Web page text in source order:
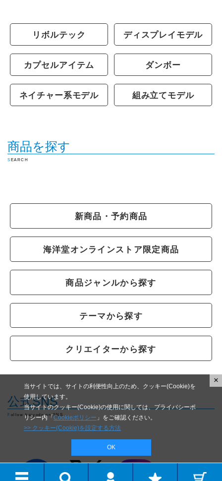
リボルテック ディスプレイモデル
カプセルアイテム ダンボー
ネイチャー系モデル 組み立てモデル
商品を探す
SEARCH
新商品・予約商品
海洋堂オンラインストア限定商品
商品ジャンルから探す
テーマから探す
クリエイターから探す
公式SNS
Follow kaiyodo on SNS
当サイトでは、サイトの利便性向上のため、クッキー(Cookie)を
使用しています。
当サイトのクッキー(Cookie)の使用に関しては、プライバシーポ
リシー内「 Cookieポリシー 」をご確認ください。
>> クッキー(Cookie)を設定する方法
OK
×